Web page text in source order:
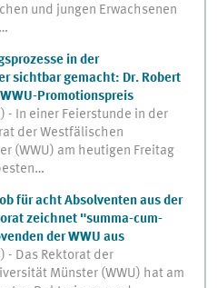
und jungen Erwachsenen
in der
sichtbar gemacht: Dr. Robert
Promotionspreis
- In einer Feierstunde in der
der Westfälischen
(WWU) am heutigen Freitag
für acht Absolventen aus der
zeichnet "summa-cum-
der WWU aus
- Das Rektorat der
Münster (WWU) hat am